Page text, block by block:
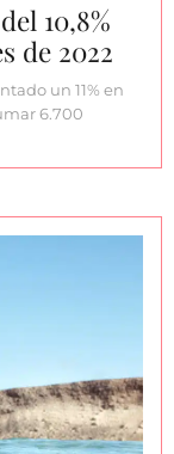
10,8%
de 2022
un 11% en
6.700